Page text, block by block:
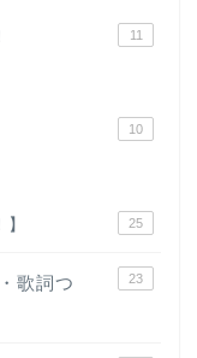
11
10
25
歌詞つ
23